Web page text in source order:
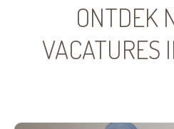
ONTDEK
VACATURES